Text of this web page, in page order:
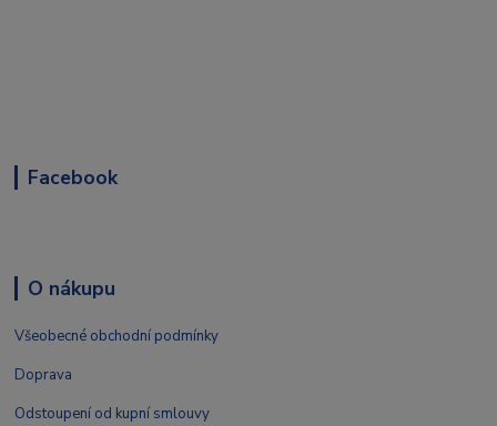
Facebook
O nákupu
Všeobecné obchodní podmínky
Doprava
Odstoupení od kupní smlouvy